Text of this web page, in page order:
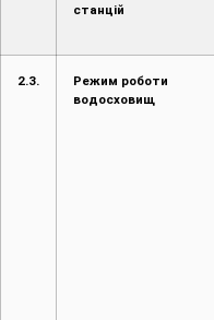
станцій
2.3.
Режим роботи
водосховищ